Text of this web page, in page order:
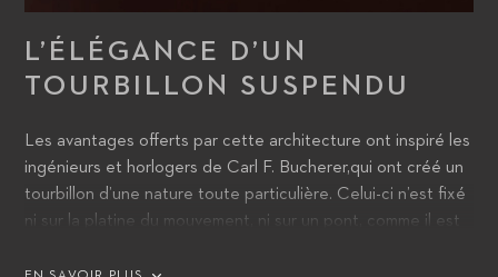
L’ÉLÉGANCE D’UN
TOURBILLON SUSPENDU
Les avantages offerts par cette architecture ont inspiré les
ingénieurs et horlogers de Carl F. Bucherer,qui ont créé un
tourbillon d’une nature toute particulière. Celui-ci n’est fixé
ni sur la platine du mouvement, ni sur un pont, comme il est